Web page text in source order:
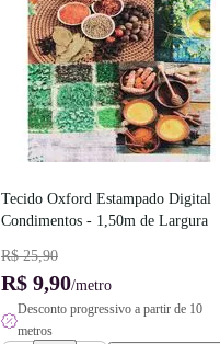
Tecido Oxford Estampado Digital
Condimentos - 1,50m de Largura
R$ 25,90
R$ 9,90/metro
Desconto progressivo a partir de 10
metros